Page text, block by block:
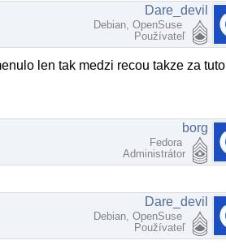
Dare_devil
Debian, OpenSuse
Používateľ
len tak medzi recou takze za tuto
borg
Fedora
Administrátor
Dare_devil
Debian, OpenSuse
Používateľ